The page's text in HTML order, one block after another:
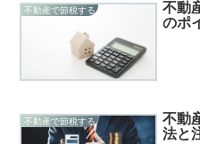
不動産で節税する
不動
のポ
不動産で節税する
不動
法と